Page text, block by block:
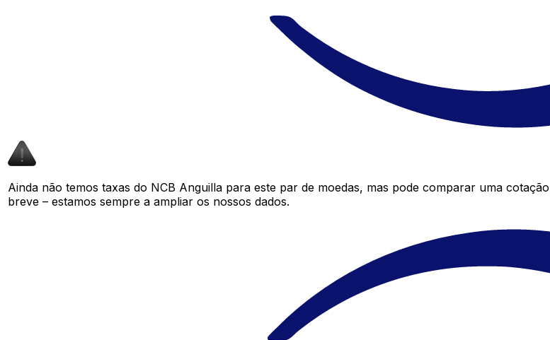
Ainda não temos taxas do NCB Anguilla para este par de moedas, mas pode comparar uma
breve – estamos sempre a ampliar os nossos dados.